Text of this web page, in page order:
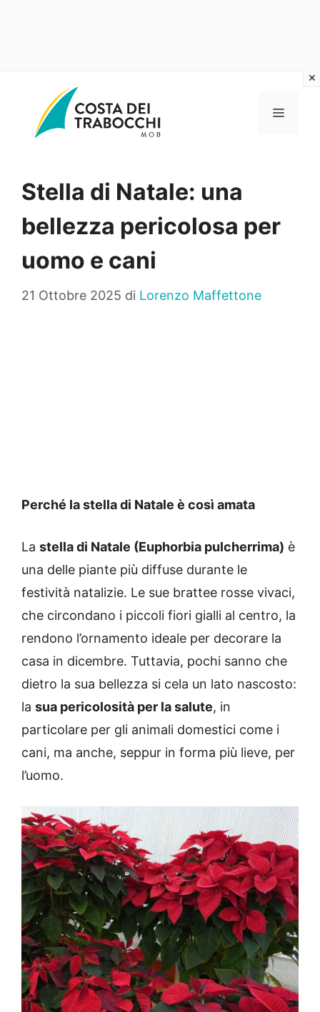
contenuto
MENU
Stella di Natale: una
bellezza pericolosa per
uomo e cani
21 Ottobre 2025 di Lorenzo Maffettone
Perché la stella di Natale è così amata
La stella di Natale (Euphorbia pulcherrima) è
una delle piante più diffuse durante le
festività natalizie. Le sue brattee rosse vivaci,
che circondano i piccoli fiori gialli al centro, la
rendono l’ornamento ideale per decorare la
casa in dicembre. Tuttavia, pochi sanno che
dietro la sua bellezza si cela un lato nascosto:
la sua pericolosità per la salute, in
particolare per gli animali domestici come i
cani, ma anche, seppur in forma più lieve, per
l’uomo.